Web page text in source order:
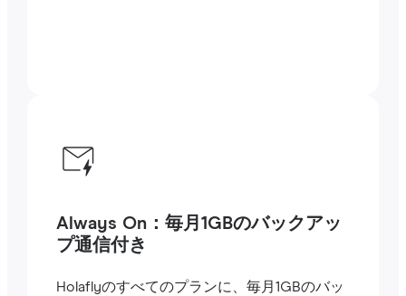
Always On：毎月1GBのバックアッ
プ通信付き
Holaflyのすべてのプランに、毎月1GBのバッ